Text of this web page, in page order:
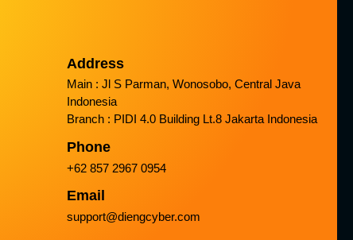
Address
Main : Jl S Parman, Wonosobo, Central Java
Indonesia
Branch : PIDI 4.0 Building Lt.8 Jakarta Indonesia
Phone
+62 857 2967 0954
Email
support@diengcyber.com